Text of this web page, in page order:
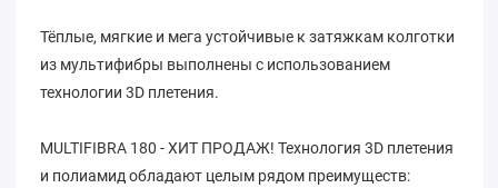
Тёплые, мягкие и мега устойчивые к затяжкам колготки
из мультифибры выполнены с использованием
технологии 3D плетения.
MULTIFIBRA 180 - ХИТ ПРОДАЖ! Технология 3D плетения
и полиамид обладают целым рядом преимуществ: